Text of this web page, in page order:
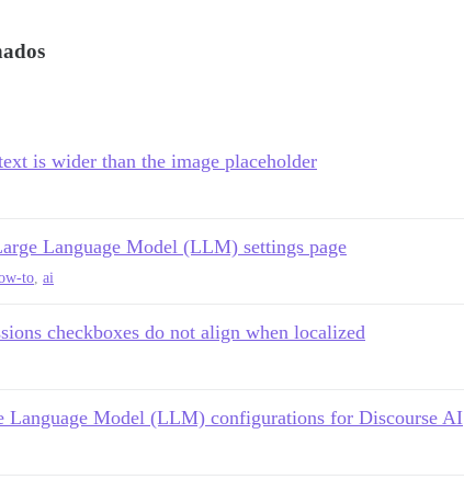
is wider than the image placeholder
Language Model (LLM) settings page
to ai
checkboxes do not align when localized
Language Model (LLM) configurations for Discourse AI